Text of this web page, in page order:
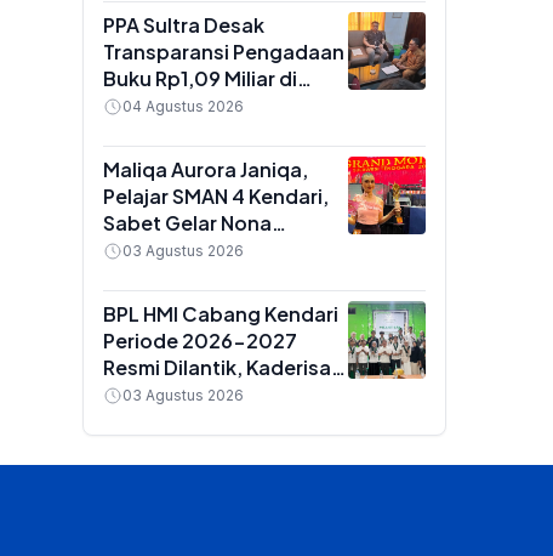
Golongan IX
PPA Sultra Desak
Transparansi Pengadaan
Buku Rp1,09 Miliar di
Konawe, Plt Kadis Dikbud
Paket Anggaran
04 Agustus 2026
Maliqa Aurora Janiqa,
Pelajar SMAN 4 Kendari,
Sabet Gelar Nona
Indonesia Sultra 2026
Yogyakarta
03 Agustus 2026
BPL HMI Cabang Kendari
Periode 2026-2027
Resmi Dilantik, Kaderisasi
Jadi Prioritas Utama
03 Agustus 2026